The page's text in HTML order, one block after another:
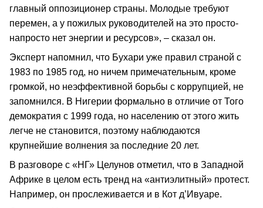
главный оппозиционер страны. Молодые требуют
перемен, а у пожилых руководителей на это просто-
напросто нет энергии и ресурсов», – сказал он.
Эксперт напомнил, что Бухари уже правил страной с
1983 по 1985 год, но ничем примечательным, кроме
громкой, но неэффективной борьбы с коррупцией, не
запомнился. В Нигерии формально в отличие от Того
демократия с 1999 года, но населению от этого жить
легче не становится, поэтому наблюдаются
крупнейшие волнения за последние 20 лет.
В разговоре с «НГ» Целунов отметил, что в Западной
Африке в целом есть тренд на «антиэлитный» протест.
Например, он прослеживается и в Кот д’Ивуаре.